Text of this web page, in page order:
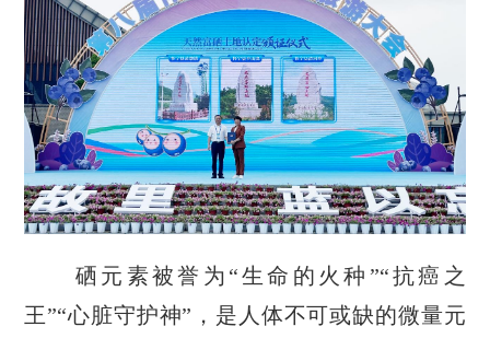
硒元素被誉为“生命的火种”“抗癌之
王”“心脏守护神”，是人体不可或缺的微量元